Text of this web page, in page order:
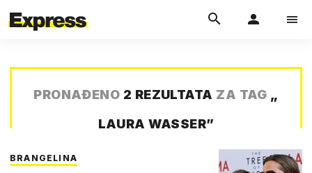
PRONAĐENO 2 REZULTATA ZA TAG „
LAURA WASSER”
BRANGELINA